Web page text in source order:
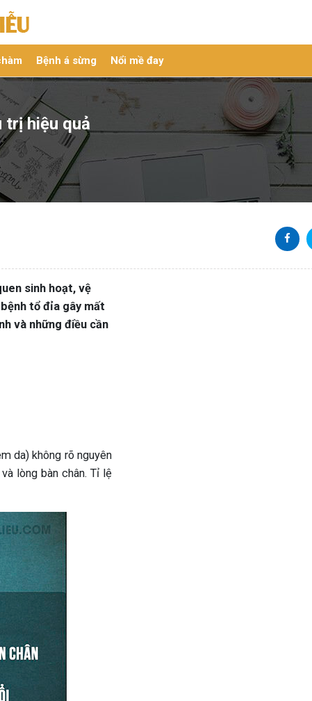
Bệnh á sừng Nổi mề đay
trị hiệu quả
sinh hoạt, vệ
tổ đỉa gây mất
và những điều cần
da) không rõ nguyên
lòng bàn chân. Tỉ lệ